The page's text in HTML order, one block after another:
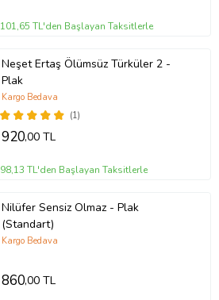
101,65 TL'den Başlayan Taksitlerle
Neşet Ertaş Ölümsüz Türküler 2 -
Plak
(1)
Kargo Bedava
920,00 TL
98,13 TL'den Başlayan Taksitlerle
Nilüfer Sensiz Olmaz - Plak
(Standart)
Kargo Bedava
860,00 TL